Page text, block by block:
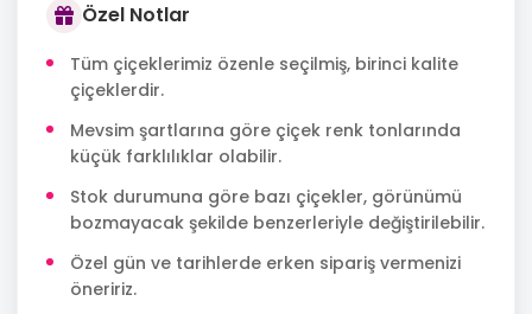
Özel Notlar
Tüm çiçeklerimiz özenle seçilmiş, birinci kalite
çiçeklerdir.
Mevsim şartlarına göre çiçek renk tonlarında
küçük farklılıklar olabilir.
Stok durumuna göre bazı çiçekler, görünümü
bozmayacak şekilde benzerleriyle değiştirilebilir.
Özel gün ve tarihlerde erken sipariş vermenizi
öneririz.